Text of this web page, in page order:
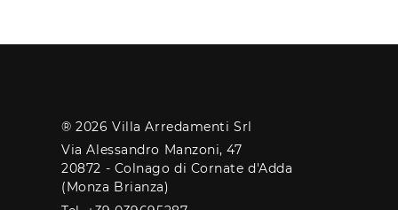
® 2026 Villa Arredamenti Srl
Via Alessandro Manzoni, 47
20872 - Colnago di Cornate d'Adda
(Monza Brianza)